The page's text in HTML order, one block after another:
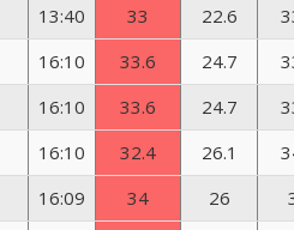
13:40 33 22.6
16:10 33.6 24.7
16:10 33.6 24.7
16:10 32.4 26.1
16:09 34 26